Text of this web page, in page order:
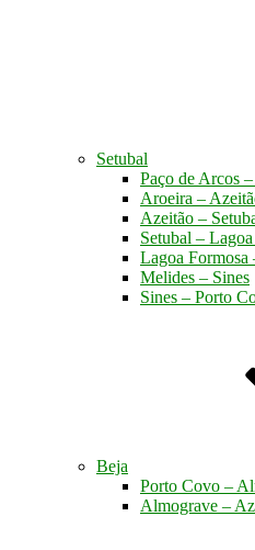
Setubal
Paço de Arcos
Aroeira –
Azeitão –
Setubal –
Lagoa Formosa
Melides – Sines
Sines – Porto
Beja
Porto Covo –
Almograve –